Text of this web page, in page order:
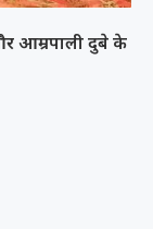
आम्रपाली दुबे के